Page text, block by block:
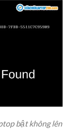
bật không lên